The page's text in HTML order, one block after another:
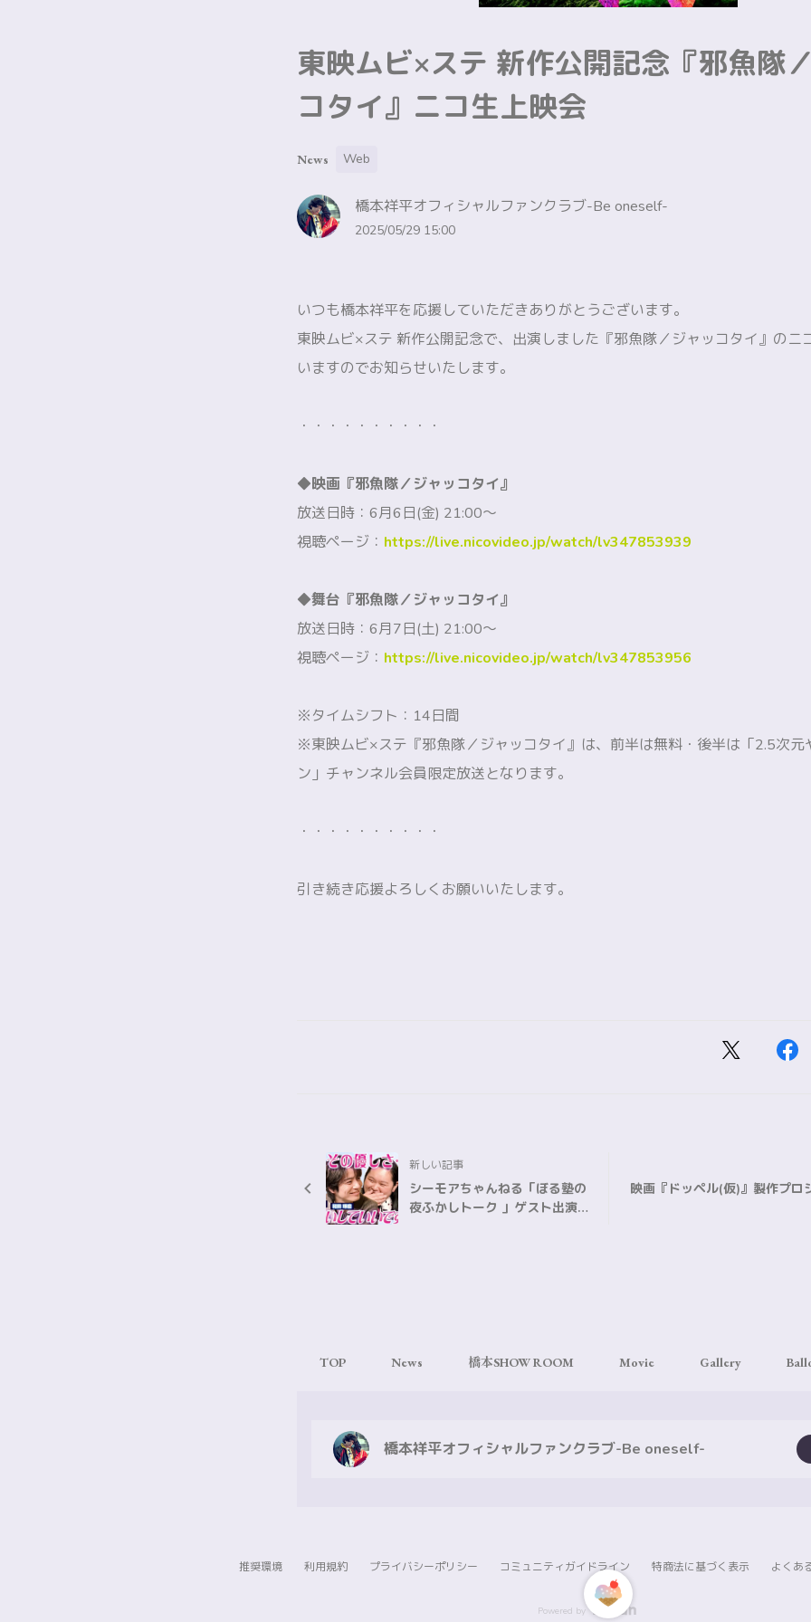
東映ムビ×ステ 新作公開記念『邪魚隊
コタイ』ニコ生上映会
News Web
橋本祥平オフィシャルファンクラブ-Be oneself-
2025/05/29 15:00
いつも橋本祥平を応援していただきありがとうございます。
東映ムビ×ステ 新作公開記念で、出演しました『邪魚隊／ジャッコタイ』のニ
いますのでお知らせいたします。
・・・・・・・・・・
◆映画『邪魚隊／ジャッコタイ』
放送日時：6月6日(金) 21:00～
視聴ページ： https://live.nicovideo.jp/watch/lv347853939
◆舞台『邪魚隊／ジャッコタイ』
放送日時：6月7日(土) 21:00～
視聴ページ： https://live.nicovideo.jp/watch/lv347853956
※タイムシフト：14日間
※東映ムビ×ステ『邪魚隊／ジャッコタイ』は、前半は無料・後半は「2.5次元
ン」チャンネル会員限定放送となります。
・・・・・・・・・・
引き続き応援よろしくお願いいたします。
新しい記事
シーモアちゃんねる「ぼる塾の
夜ふかしトーク 」ゲスト出演の
映画『ドッペル(仮)』製作プロ
TOP News 橋本SHOW ROOM Movie Gallery
橋本祥平オフィシャルファンクラブ-Be oneself-
推奨環境 利用規約 プライバシーポリシー コミュニティガイドライン 特商法に基づく表示 よくあ
Powered by